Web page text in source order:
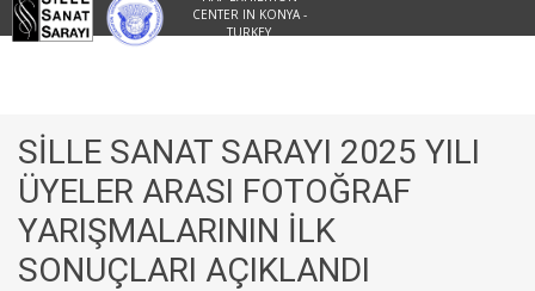
CENTER IN KONYA -
TURKEY
SİLLE SANAT SARAYI 2025 YILI
ÜYELER ARASI FOTOĞRAF
YARIŞMALARININ İLK
SONUÇLARI AÇIKLANDI